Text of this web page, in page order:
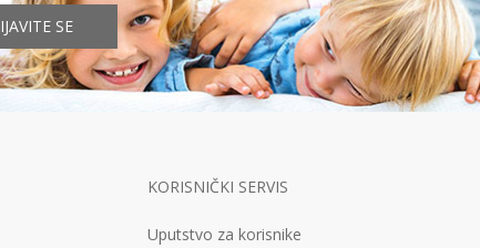
SE
KORISNIČKI SERVIS
Uputstvo za korisnike